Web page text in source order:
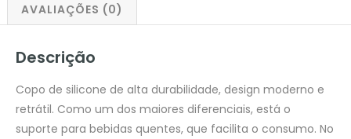
AVALIAÇÕES (0)
Descrição
Copo de silicone de alta durabilidade, design moderno e
retrátil. Como um dos maiores diferenciais, está o
suporte para bebidas quentes, que facilita o consumo. No